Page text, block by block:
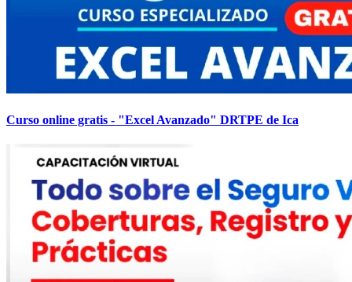
Curso online gratis - "Excel Avanzado" DRTPE de Ica